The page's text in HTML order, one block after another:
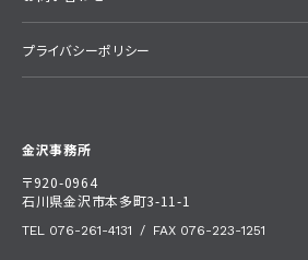
金沢事務所
〒920-0964
石川県金沢市本多町3-11-1
TEL 076-261-4131 / FAX 076-223-1251
プライバシーポリシー